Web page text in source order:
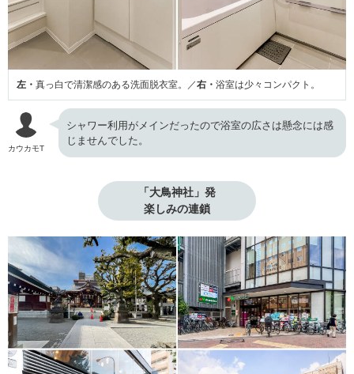
左・ 真っ白で清潔感のある洗面脱衣室。／右・ 浴室は少々コンパクト。
カウカモT
シャワー利用がメインだったので浴室の広さは懸念には感
じませんでした。
「大鳥神社」発
楽しみの連鎖